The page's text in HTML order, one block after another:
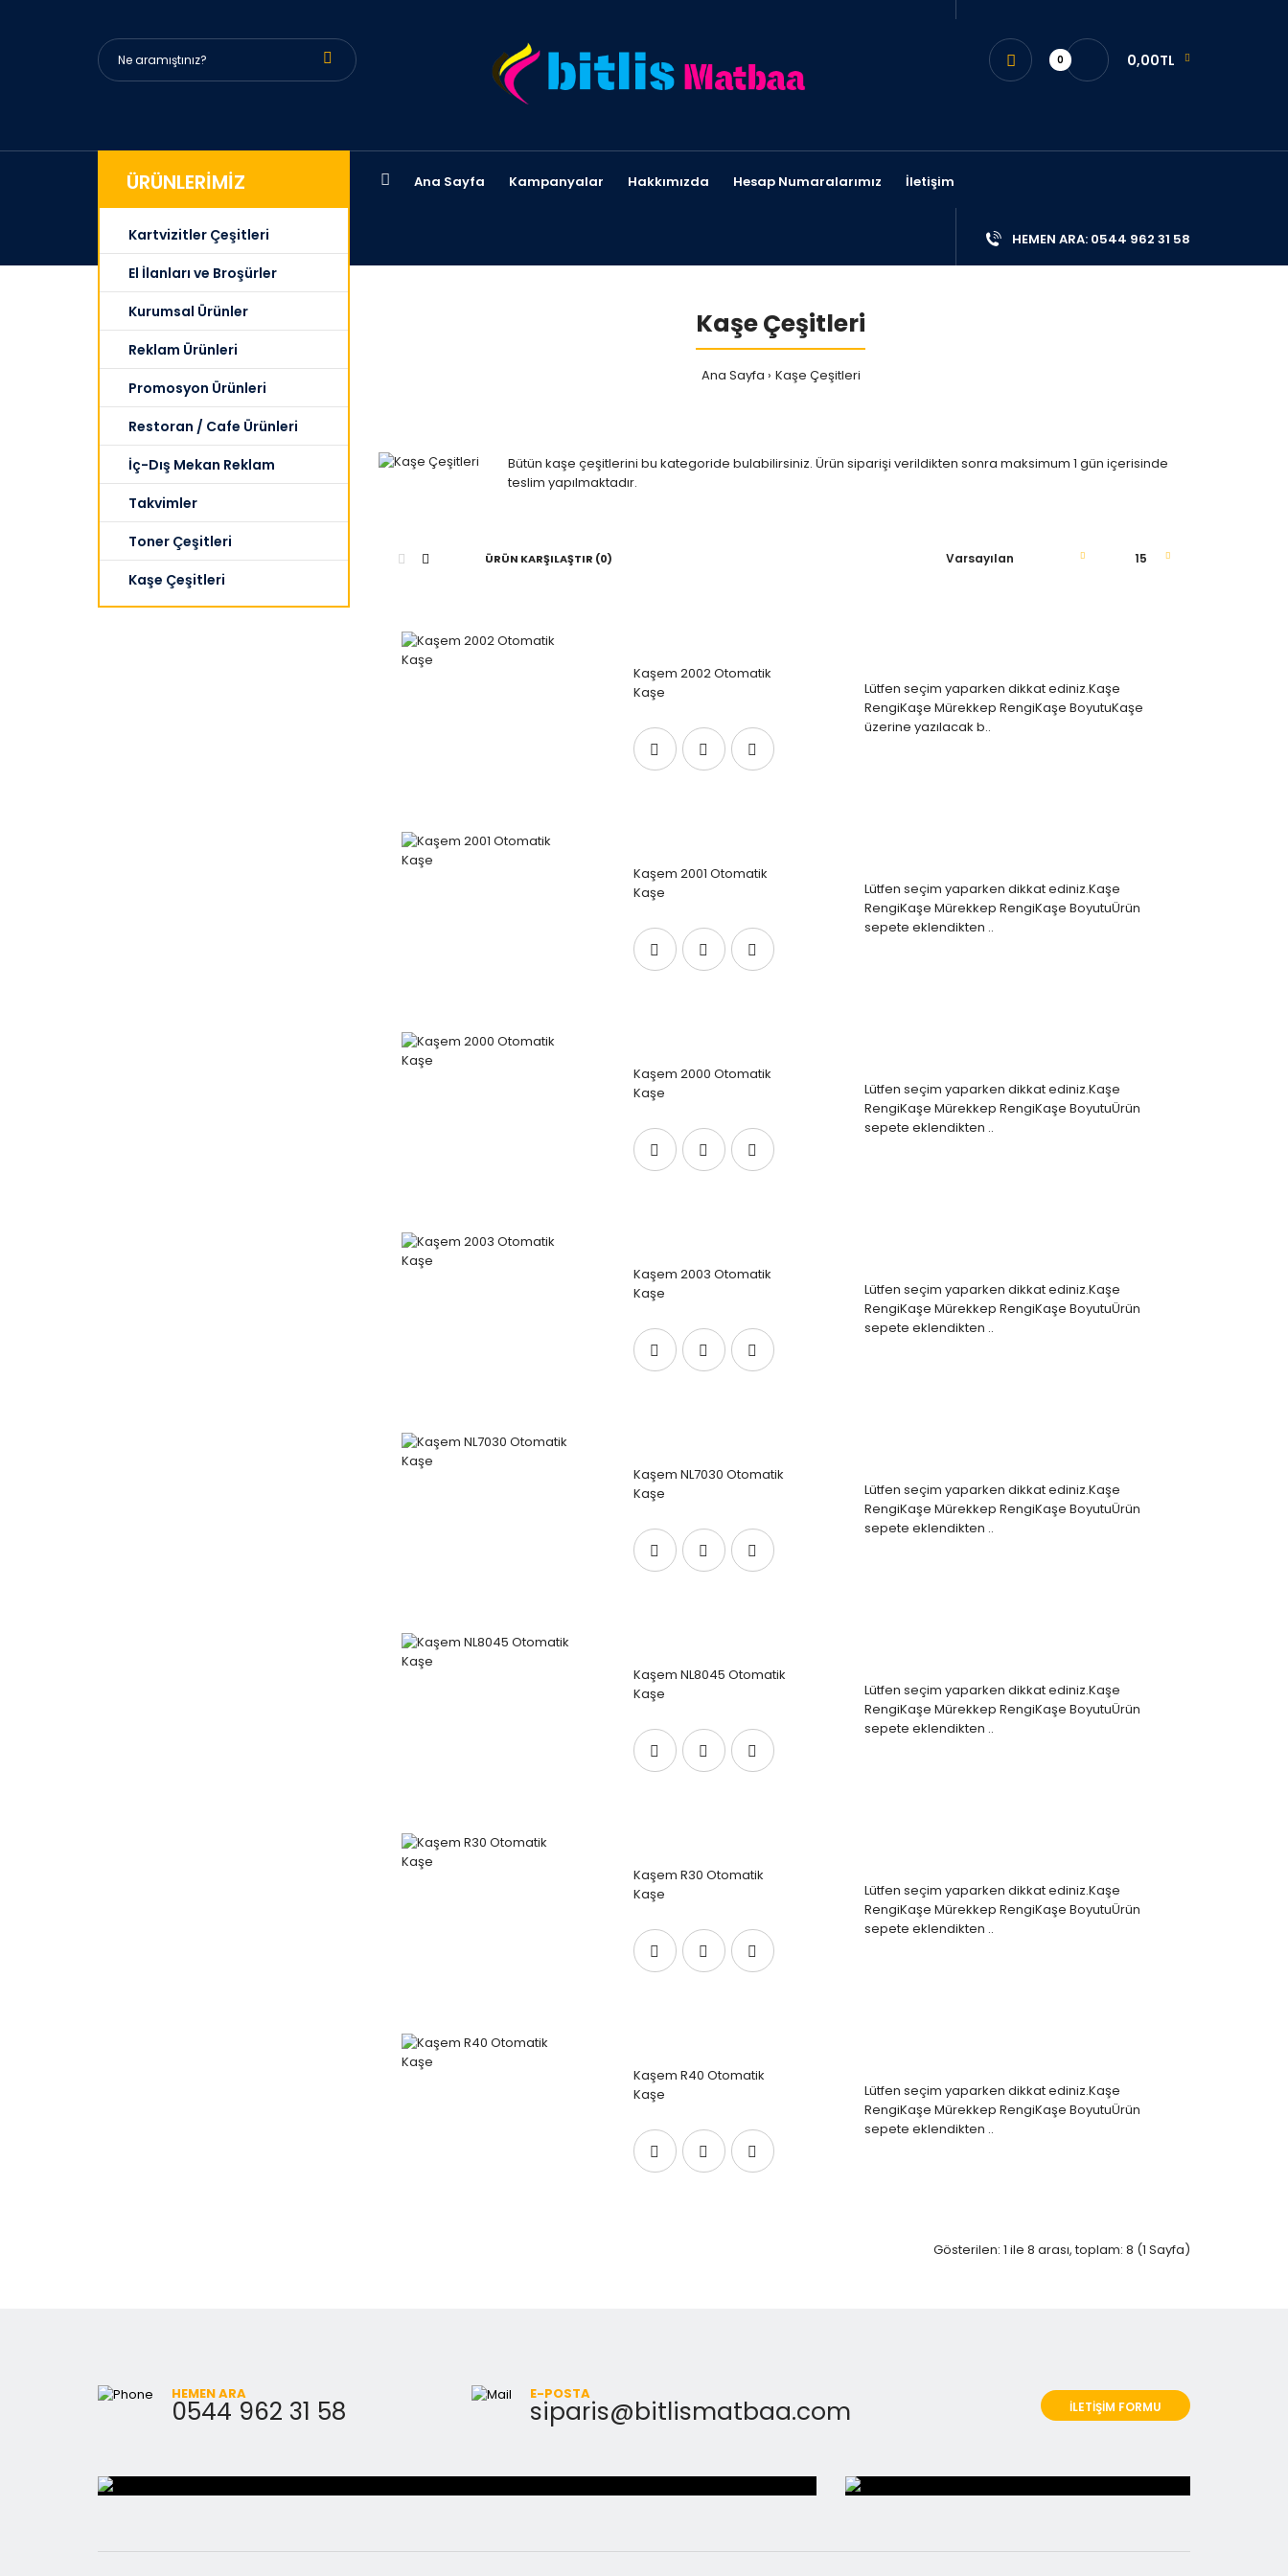
0 0,00TL
ÜRÜNLERİMİZ
Kartvizitler Çeşitleri
El İlanları ve Broşürler
Kurumsal Ürünler
Reklam Ürünleri
Promosyon Ürünleri
Restoran / Cafe Ürünleri
İç-Dış Mekan Reklam
Takvimler
Toner Çeşitleri
Kaşe Çeşitleri
Ana Sayfa Kampanyalar Hakkımızda Hesap Numaralarımız İletişim
HEMEN ARA: 0544 962 31 58
Kaşe Çeşitleri
Ana Sayfa Kaşe Çeşitleri
Bütün kaşe çeşitlerini bu kategoride bulabilirsiniz. Ürün siparişi verildikten sonra maksimum 1 gün içerisinde
teslim yapılmaktadır.
ÜRÜN KARŞILAŞTIR (0)
Kaşem 2002 Otomatik
Kaşe
Lütfen seçim yaparken dikkat ediniz.Kaşe
RengiKaşe Mürekkep RengiKaşe BoyutuKaşe
üzerine yazılacak b..
Kaşem 2001 Otomatik
Kaşe
Lütfen seçim yaparken dikkat ediniz.Kaşe
RengiKaşe Mürekkep RengiKaşe BoyutuÜrün
sepete eklendikten ..
Kaşem 2000 Otomatik
Kaşe
Lütfen seçim yaparken dikkat ediniz.Kaşe
RengiKaşe Mürekkep RengiKaşe BoyutuÜrün
sepete eklendikten ..
Kaşem 2003 Otomatik
Kaşe
Lütfen seçim yaparken dikkat ediniz.Kaşe
RengiKaşe Mürekkep RengiKaşe BoyutuÜrün
sepete eklendikten ..
Kaşem NL7030 Otomatik
Kaşe
Lütfen seçim yaparken dikkat ediniz.Kaşe
RengiKaşe Mürekkep RengiKaşe BoyutuÜrün
sepete eklendikten ..
Kaşem NL8045 Otomatik
Kaşe
Lütfen seçim yaparken dikkat ediniz.Kaşe
RengiKaşe Mürekkep RengiKaşe BoyutuÜrün
sepete eklendikten ..
Kaşem R30 Otomatik
Kaşe
Lütfen seçim yaparken dikkat ediniz.Kaşe
RengiKaşe Mürekkep RengiKaşe BoyutuÜrün
sepete eklendikten ..
Kaşem R40 Otomatik
Kaşe
Lütfen seçim yaparken dikkat ediniz.Kaşe
RengiKaşe Mürekkep RengiKaşe BoyutuÜrün
sepete eklendikten ..
Gösterilen: 1 ile 8 arası, toplam: 8 (1 Sayfa)
HEMEN ARA
0544 962 31 58
E-POSTA
siparis@bitlismatbaa.com İLETİŞİM FORMU